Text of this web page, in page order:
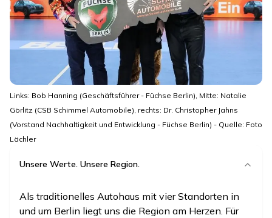
Links: Bob Hanning (Geschäftsführer - Füchse Berlin), Mitte: Natalie
Görlitz (CSB Schimmel Automobile), rechts: Dr. Christopher Jahns
(Vorstand Nachhaltigkeit und Entwicklung - Füchse Berlin) - Quelle: Foto
Lächler
Unsere Werte. Unsere Region.
Als traditionelles Autohaus mit vier Standorten in
und um Berlin liegt uns die Region am Herzen. Für